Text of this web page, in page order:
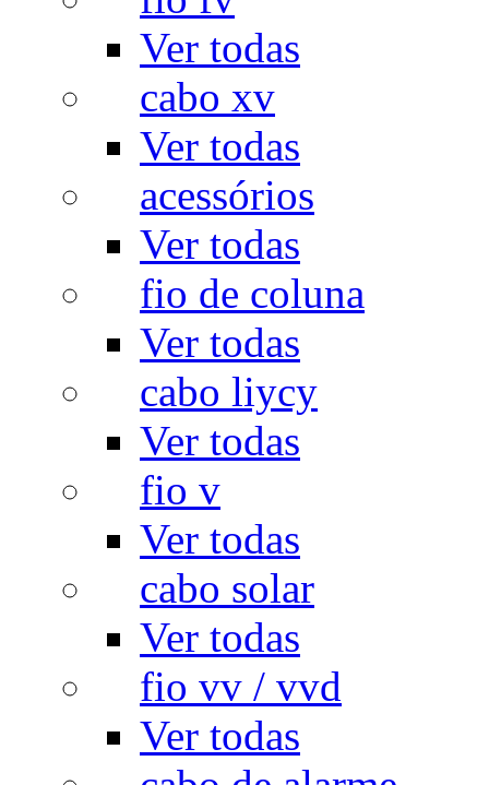
Ver todas
cabo xv
Ver todas
acessórios
Ver todas
fio de coluna
Ver todas
cabo liycy
Ver todas
fio v
Ver todas
cabo solar
Ver todas
fio vv / vvd
Ver todas